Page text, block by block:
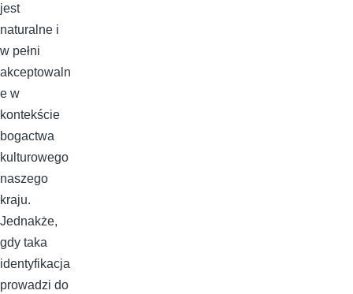
jest
naturalne i
w pełni
akceptowaln
e w
kontekście
bogactwa
kulturowego
naszego
kraju.
Jednakże,
gdy taka
identyfikacja
prowadzi do